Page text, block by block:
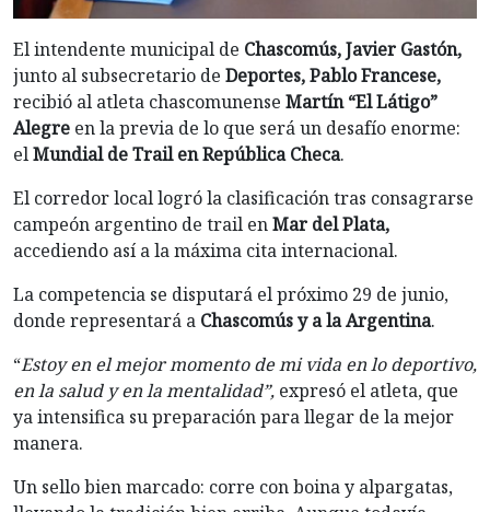
El intendente municipal de Chascomús, Javier Gastón,
junto al subsecretario de Deportes, Pablo Francese,
recibió al atleta chascomunense Martín “El Látigo”
Alegre en la previa de lo que será un desafío enorme:
elMundial de Trail en República Checa.
El corredor local logró la clasificación tras consagrarse
campeón argentino de trail enMar del Plata,
accediendo así a la máxima cita internacional.
La competencia se disputará el próximo 29 de junio,
donde representará a Chascomús y a la Argentina.
“Estoy en el mejor momento de mi vida en lo deportivo,
en la salud y en la mentalidad”, expresó el atleta, que
ya intensifica su preparación para llegar de la mejor
manera.
Un sello bien marcado: corre con boina y alpargatas,